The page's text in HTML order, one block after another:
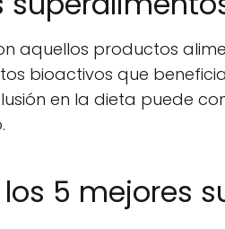
aquellos productos
bioactivos que
en la dieta puede
5 mejores